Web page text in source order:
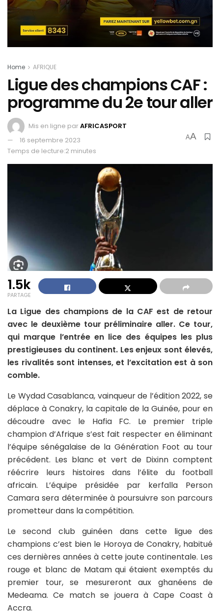
Home AFRIQUE
Ligue des champions CAF :
programme du 2e tour aller
Mis en ligne parAFRICASPORT
16 septembre 2023
Temps de lecture:2 minutes
AA
1.5k
PARTAGE
La Ligue des champions de la CAF est de retour
avec le deuxième tour préliminaire aller. Ce tour,
qui marque l’entrée en lice des équipes les plus
prestigieuses du continent. Les enjeux sont élevés,
les rivalités sont intenses, et l’excitation est à son
comble.
Le Wydad Casablanca, vainqueur de l’édition 2022, se
déplace à Conakry, la capitale de la Guinée, pour en
découdre avec le Hafia FC. Le premier triple
champion d’Afrique s’est fait respecter en éliminant
l’équipe sénégalaise de la Génération Foot au tour
précédent. Les blanc et vert de Dixinn comptent
réécrire leurs histoires dans l’élite du football
africain. L’équipe présidée par kerfalla Person
Camara sera déterminée à poursuivre son parcours
prometteur dans la compétition.
Le second club guinéen dans cette ligue des
champions c’est bien le Horoya de Conakry, habitué
ces dernières années à cette joute continentale. Les
rouge et blanc de Matam qui étaient exemptés du
premier tour, se mesureront aux ghanéens de
Medeama. Ce match se jouera à Cape Coast à
Accra.